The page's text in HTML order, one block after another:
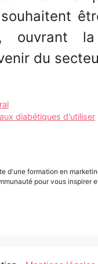
ouvrant
du
diabétiques d'utiliser
d'une formation en
pour vous inspirer